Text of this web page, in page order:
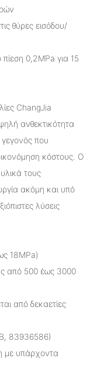
θύρες εισόδου/
0,2MPa για 15
ChangJia
ανθεκτικότητα
που
κόστους. Ο
τους
ακόμη και υπό
λύσεις
18MPa)
από 500 έως 3000
από δεκαετίες
83936586)
με υπάρχοντα